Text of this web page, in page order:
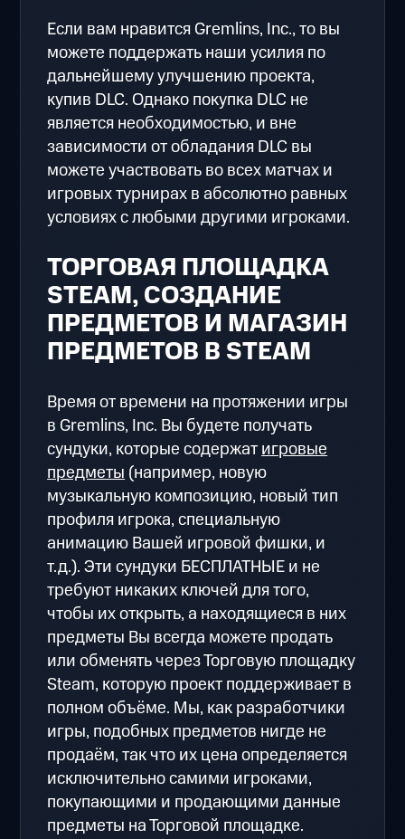
Если вам нравится Gremlins, Inc., то вы
можете поддержать наши усилия по
дальнейшему улучшению проекта,
купив DLC. Однако покупка DLC не
является необходимостью, и вне
зависимости от обладания DLC вы
можете участвовать во всех матчах и
игровых турнирах в абсолютно равных
условиях с любыми другими игроками.
ТОРГОВАЯ ПЛОЩАДКА
STEAM, СОЗДАНИЕ
ПРЕДМЕТОВ И МАГАЗИН
ПРЕДМЕТОВ В STEAM
Время от времени на протяжении игры
в Gremlins, Inc. Вы будете получать
сундуки, которые содержатигровые
предметы(например, новую
музыкальную композицию, новый тип
профиля игрока, специальную
анимацию Вашей игровой фишки, и
т.д.). Эти сундуки БЕСПЛАТНЫЕ и не
требуют никаких ключей для того,
чтобы их открыть, а находящиеся в них
предметы Вы всегда можете продать
или обменять через Торговую площадку
Steam, которую проект поддерживает в
полном объёме. Мы, как разработчики
игры, подобных предметов нигде не
продаём, так что их цена определяется
исключительно самими игроками,
покупающими и продающими данные
предметы на Торговой площадке.